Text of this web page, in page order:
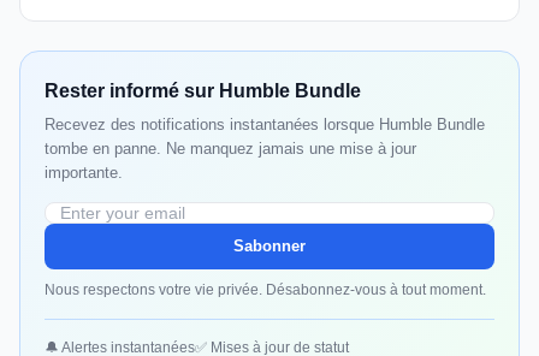
Rester informé sur Humble Bundle
Recevez des notifications instantanées lorsque Humble Bundle
tombe en panne. Ne manquez jamais une mise à jour
importante.
Sabonner
Nous respectons votre vie privée. Désabonnez-vous à tout moment.
🔔 Alertes instantanées✅ Mises à jour de statut